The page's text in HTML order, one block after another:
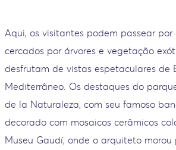
Aqui, os visitantes podem passear por
cercados por árvores e vegetação
desfrutam de vistas espetaculares de
Mediterrâneo. Os destaques do
de la Naturaleza, com seu famoso
decorado com mosaicos cerâmicos
Museu Gaudí, onde o arquiteto morou